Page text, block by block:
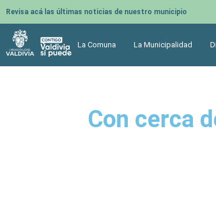
Revisa acá las últimas noticias de nuestro municipio
La Comuna La Municipalidad
Con cerca